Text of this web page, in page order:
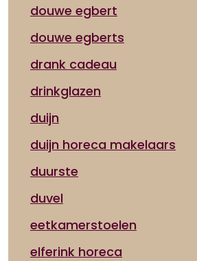
douwe egbert
douwe egberts
drank cadeau
drinkglazen
duijn
duijn horeca makelaars
duurste
duvel
eetkamerstoelen
elferink horeca